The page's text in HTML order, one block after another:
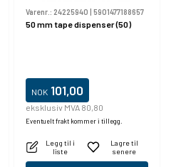
Varenr.: 24225940 | 5901477188657
50 mm tape dispenser (50)
NOK 101,00
eksklusiv MVA 80,80
Eventuelt frakt kommer i tillegg.
Legg til i
liste
Lagre til
senere